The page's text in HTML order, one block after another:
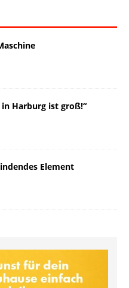
Harburg ist groß!“
Element